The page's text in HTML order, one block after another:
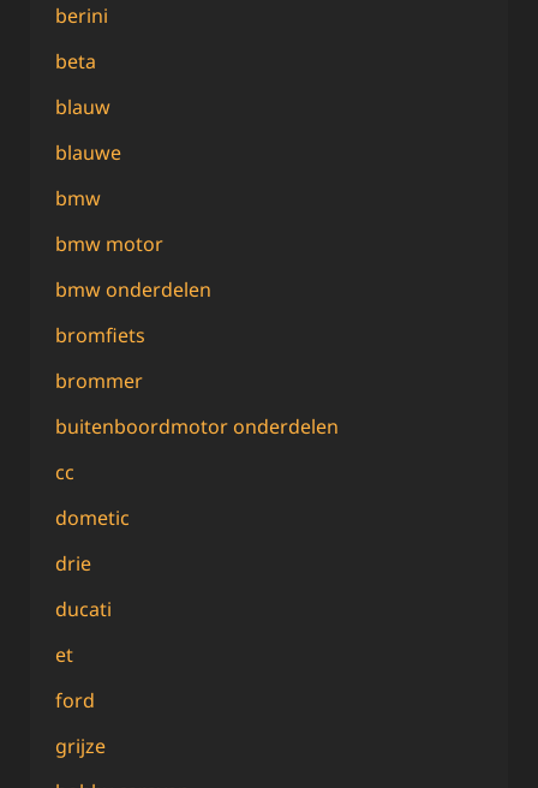
berini
beta
blauw
blauwe
bmw
bmw motor
bmw onderdelen
bromfiets
brommer
buitenboordmotor onderdelen
cc
dometic
drie
ducati
et
ford
grijze